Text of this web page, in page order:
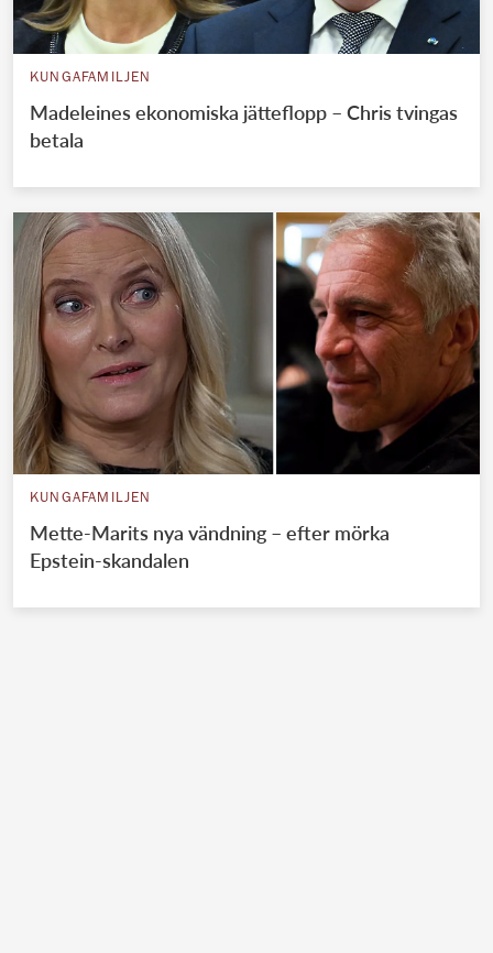
KUNGAFAMILJEN
Madeleines ekonomiska jätteflopp – Chris tvingas
betala
KUNGAFAMILJEN
Mette-Marits nya vändning – efter mörka
Epstein-skandalen